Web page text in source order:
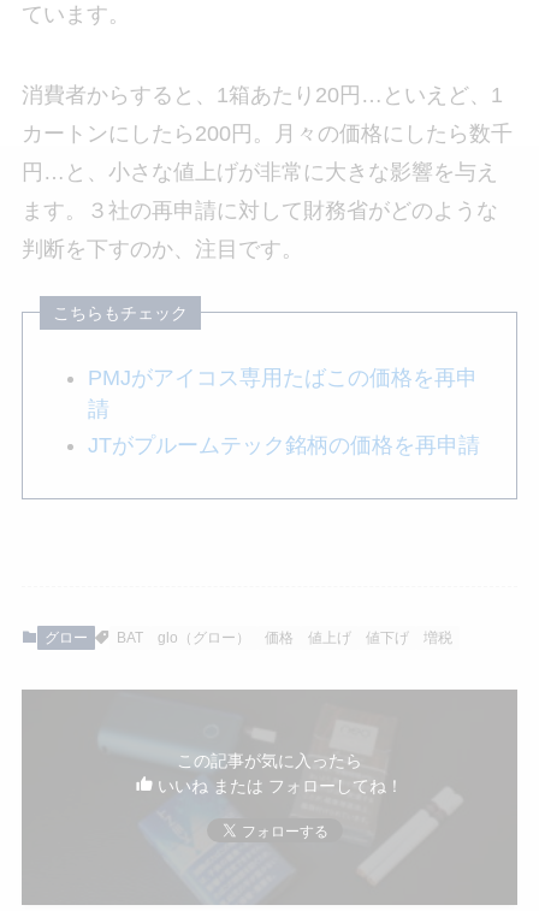
ています。
消費者からすると、1箱あたり20円…といえど、1
カートンにしたら200円。月々の価格にしたら数千
円…と、小さな値上げが非常に大きな影響を与え
ます。３社の再申請に対して財務省がどのような
判断を下すのか、注目です。
PMJがアイコス専用たばこの価格を再申
請
JTがプルームテック銘柄の価格を再申請
グロー BAT glo（グロー） 価格 値上げ 値下げ 増税
この記事が気に入ったら
いいね または フォローしてね！